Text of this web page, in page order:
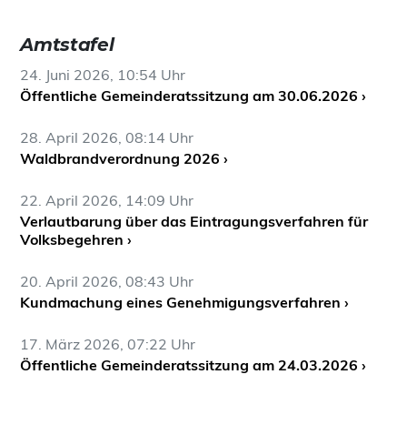
Amtstafel
24. Juni 2026, 10:54 Uhr
Öffentliche Gemeinderatssitzung am 30.06.2026 ›
28. April 2026, 08:14 Uhr
Waldbrandverordnung 2026 ›
22. April 2026, 14:09 Uhr
Verlautbarung über das Eintragungsverfahren für
Volksbegehren ›
20. April 2026, 08:43 Uhr
Kundmachung eines Genehmigungsverfahren ›
17. März 2026, 07:22 Uhr
Öffentliche Gemeinderatssitzung am 24.03.2026 ›